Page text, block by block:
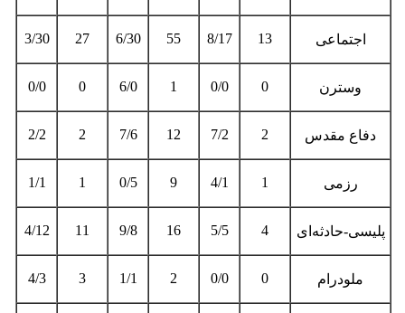
اجتماعی 13
8/17
55
6/30
27
3/30
وسترن 0
0/0
1
6/0
0
0/0
دفاع مقدس 2
7/2
12
7/6
2
2/2
رزمی 1
4/1
9
0/5
1
1/1
پلیسی-حادثه‌ای 4
5/5
16
9/8
11
4/12
ملودرام 0
0/0
2
1/1
3
4/3